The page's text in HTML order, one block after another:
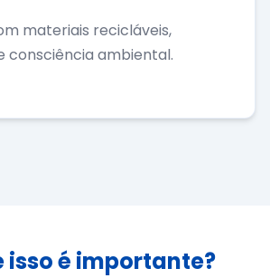
materiais recicláveis,
consciência ambiental.
isso é importante?